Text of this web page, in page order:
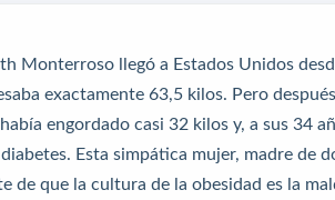
Monterroso llegó a Estados Unidos
exactamente 63,5 kilos. Pero
engordado casi 32 kilos y, a sus 34
Esta simpática mujer, madre de
de que la cultura de la obesidad es la